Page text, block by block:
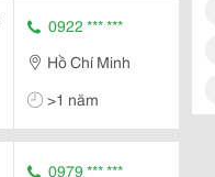
0922 *** ***
Hồ Chí Minh
>1 năm
0979 *** ***